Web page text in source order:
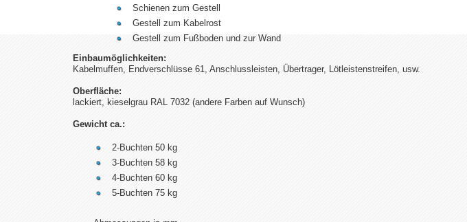
Schienen zum Gestell
Gestell zum Kabelrost
Gestell zum Fußboden und zur Wand
Einbaumöglichkeiten:
Kabelmuffen, Endverschlüsse 61, Anschlussleisten, Übertrager, Lötleistenstreifen, usw.
Oberfläche:
lackiert, kieselgrau RAL 7032 (andere Farben auf Wunsch)
Gewicht ca.:
2-Buchten 50 kg
3-Buchten 58 kg
4-Buchten 60 kg
5-Buchten 75 kg